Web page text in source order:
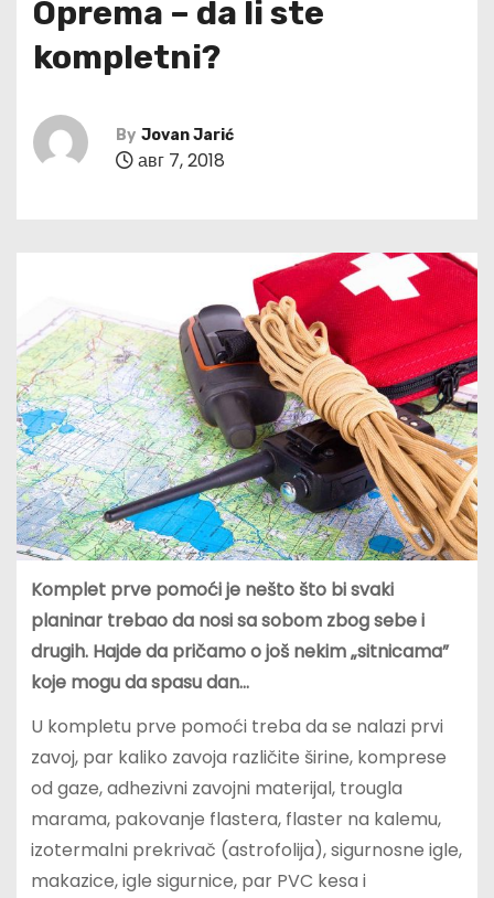
Oprema – da li ste
kompletni?
By Jovan Jarić
авг 7, 2018
Komplet prve pomoći je nešto što bi svaki
planinar trebao da nosi sa sobom zbog sebe i
drugih. Hajde da pričamo o još nekim „sitnicama”
koje mogu da spasu dan…
U kompletu prve pomoći treba da se nalazi prvi
zavoj, par kaliko zavoja različite širine, komprese
od gaze, adhezivni zavojni materijal, trougla
marama, pakovanje flastera, flaster na kalemu,
izotermalni prekrivač (astrofolija), sigurnosne igle,
makazice, igle sigurnice, par PVC kesa i